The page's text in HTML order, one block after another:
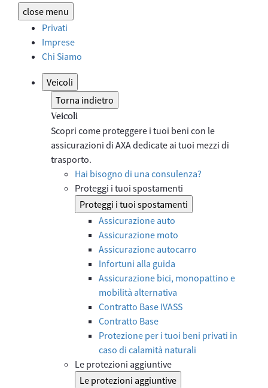
close menu
Privati
Imprese
Chi Siamo
Veicoli
Torna indietro
Veicoli
Scopri come proteggere i tuoi beni con le
assicurazioni di AXA dedicate ai tuoi mezzi di
trasporto.
Hai bisogno di una consulenza?
Proteggi i tuoi spostamenti
Proteggi i tuoi spostamenti
Assicurazione auto
Assicurazione moto
Assicurazione autocarro
Infortuni alla guida
Assicurazione bici, monopattino e
mobilità alternativa
Contratto Base IVASS
Contratto Base
Protezione per i tuoi beni privati in
caso di calamità naturali
Le protezioni aggiuntive
Le protezioni aggiuntive